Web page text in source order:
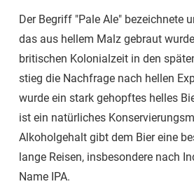
Der Begriff "Pale Ale" bezeichnete
das aus hellem Malz gebraut
britischen Kolonialzeit in den
stieg die Nachfrage nach hellen
wurde ein stark gehopftes helles
ist ein natürliches
Alkoholgehalt gibt dem Bier eine
lange Reisen, insbesondere nach
Name IPA.